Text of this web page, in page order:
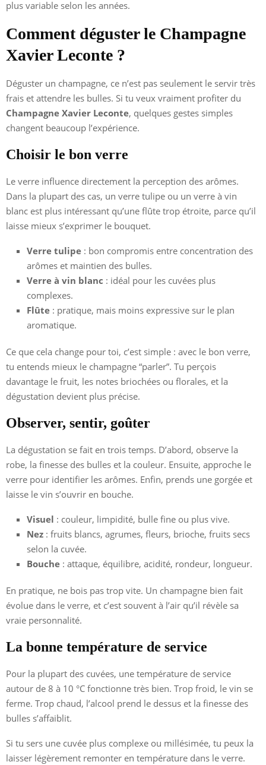
plus variable selon les années.
Comment déguster le Champagne
Xavier Leconte ?
Déguster un champagne, ce n’est pas seulement le servir très
frais et attendre les bulles. Si tu veux vraiment profiter du
Champagne Xavier Leconte, quelques gestes simples
changent beaucoup l’expérience.
Choisir le bon verre
Le verre influence directement la perception des arômes.
Dans la plupart des cas, un verre tulipe ou un verre à vin
blanc est plus intéressant qu’une flûte trop étroite, parce qu’il
laisse mieux s’exprimer le bouquet.
Verre tulipe : bon compromis entre concentration des
arômes et maintien des bulles.
Verre à vin blanc : idéal pour les cuvées plus
complexes.
Flûte : pratique, mais moins expressive sur le plan
aromatique.
Ce que cela change pour toi, c’est simple : avec le bon verre,
tu entends mieux le champagne “parler”. Tu perçois
davantage le fruit, les notes briochées ou florales, et la
dégustation devient plus précise.
Observer, sentir, goûter
La dégustation se fait en trois temps. D’abord, observe la
robe, la finesse des bulles et la couleur. Ensuite, approche le
verre pour identifier les arômes. Enfin, prends une gorgée et
laisse le vin s’ouvrir en bouche.
Visuel : couleur, limpidité, bulle fine ou plus vive.
Nez : fruits blancs, agrumes, fleurs, brioche, fruits secs
selon la cuvée.
Bouche : attaque, équilibre, acidité, rondeur, longueur.
En pratique, ne bois pas trop vite. Un champagne bien fait
évolue dans le verre, et c’est souvent à l’air qu’il révèle sa
vraie personnalité.
La bonne température de service
Pour la plupart des cuvées, une température de service
autour de 8 à 10 °C fonctionne très bien. Trop froid, le vin se
ferme. Trop chaud, l’alcool prend le dessus et la finesse des
bulles s’affaiblit.
Si tu sers une cuvée plus complexe ou millésimée, tu peux la
laisser légèrement remonter en température dans le verre.